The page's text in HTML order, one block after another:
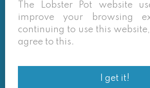
Soms vermelden
(google/overzichtssites) een
van toepassing is. Enkel de
recht voor om ook van daar
af te wijken.
The Lobster Pot website
improve your browsing
continuing to use this
agree to this.
I get it!